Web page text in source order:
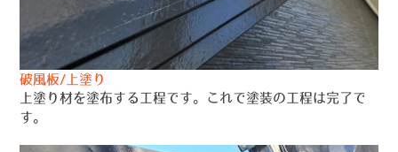
破風板/上塗り
上塗り材を塗布する工程です。これで塗装の工程は完了で
す。